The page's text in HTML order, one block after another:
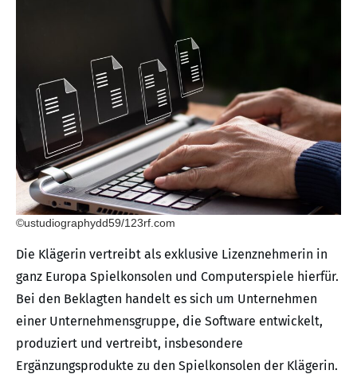
©ustudiographydd59/123rf.com
Die Klägerin vertreibt als exklusive Lizenznehmerin in
ganz Europa Spielkonsolen und Computerspiele hierfür.
Bei den Beklagten handelt es sich um Unternehmen
einer Unternehmensgruppe, die Software entwickelt,
produziert und vertreibt, insbesondere
Ergänzungsprodukte zu den Spielkonsolen der Klägerin.